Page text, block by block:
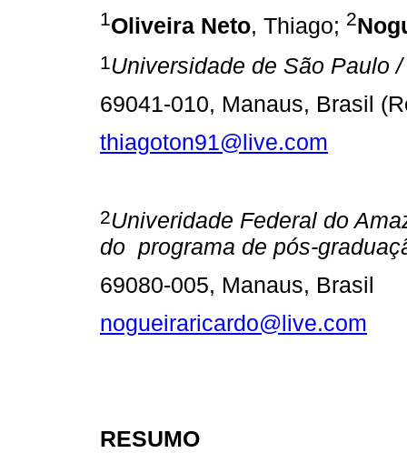
1Oliveira Neto, Thiago; 2
1 Universidade de São Paulo
69041-010, Manaus, Brasil
thiagoton91@live.com
2Univeridade Federal do
do programa de pós-
69080-005, Manaus, Brasil
nogueiraricardo@live.com
RESUMO